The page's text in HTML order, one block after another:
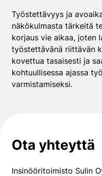
Työstettävyys ja
näkökulmasta tärkeitä
korjaus vie aikaa, joten
työstettävänä riittävän
kovettua tasaisesti ja
kohtuullisessa ajassa
varmistamiseksi.
Ota yhteyttä
Insinööritoimisto Sulin